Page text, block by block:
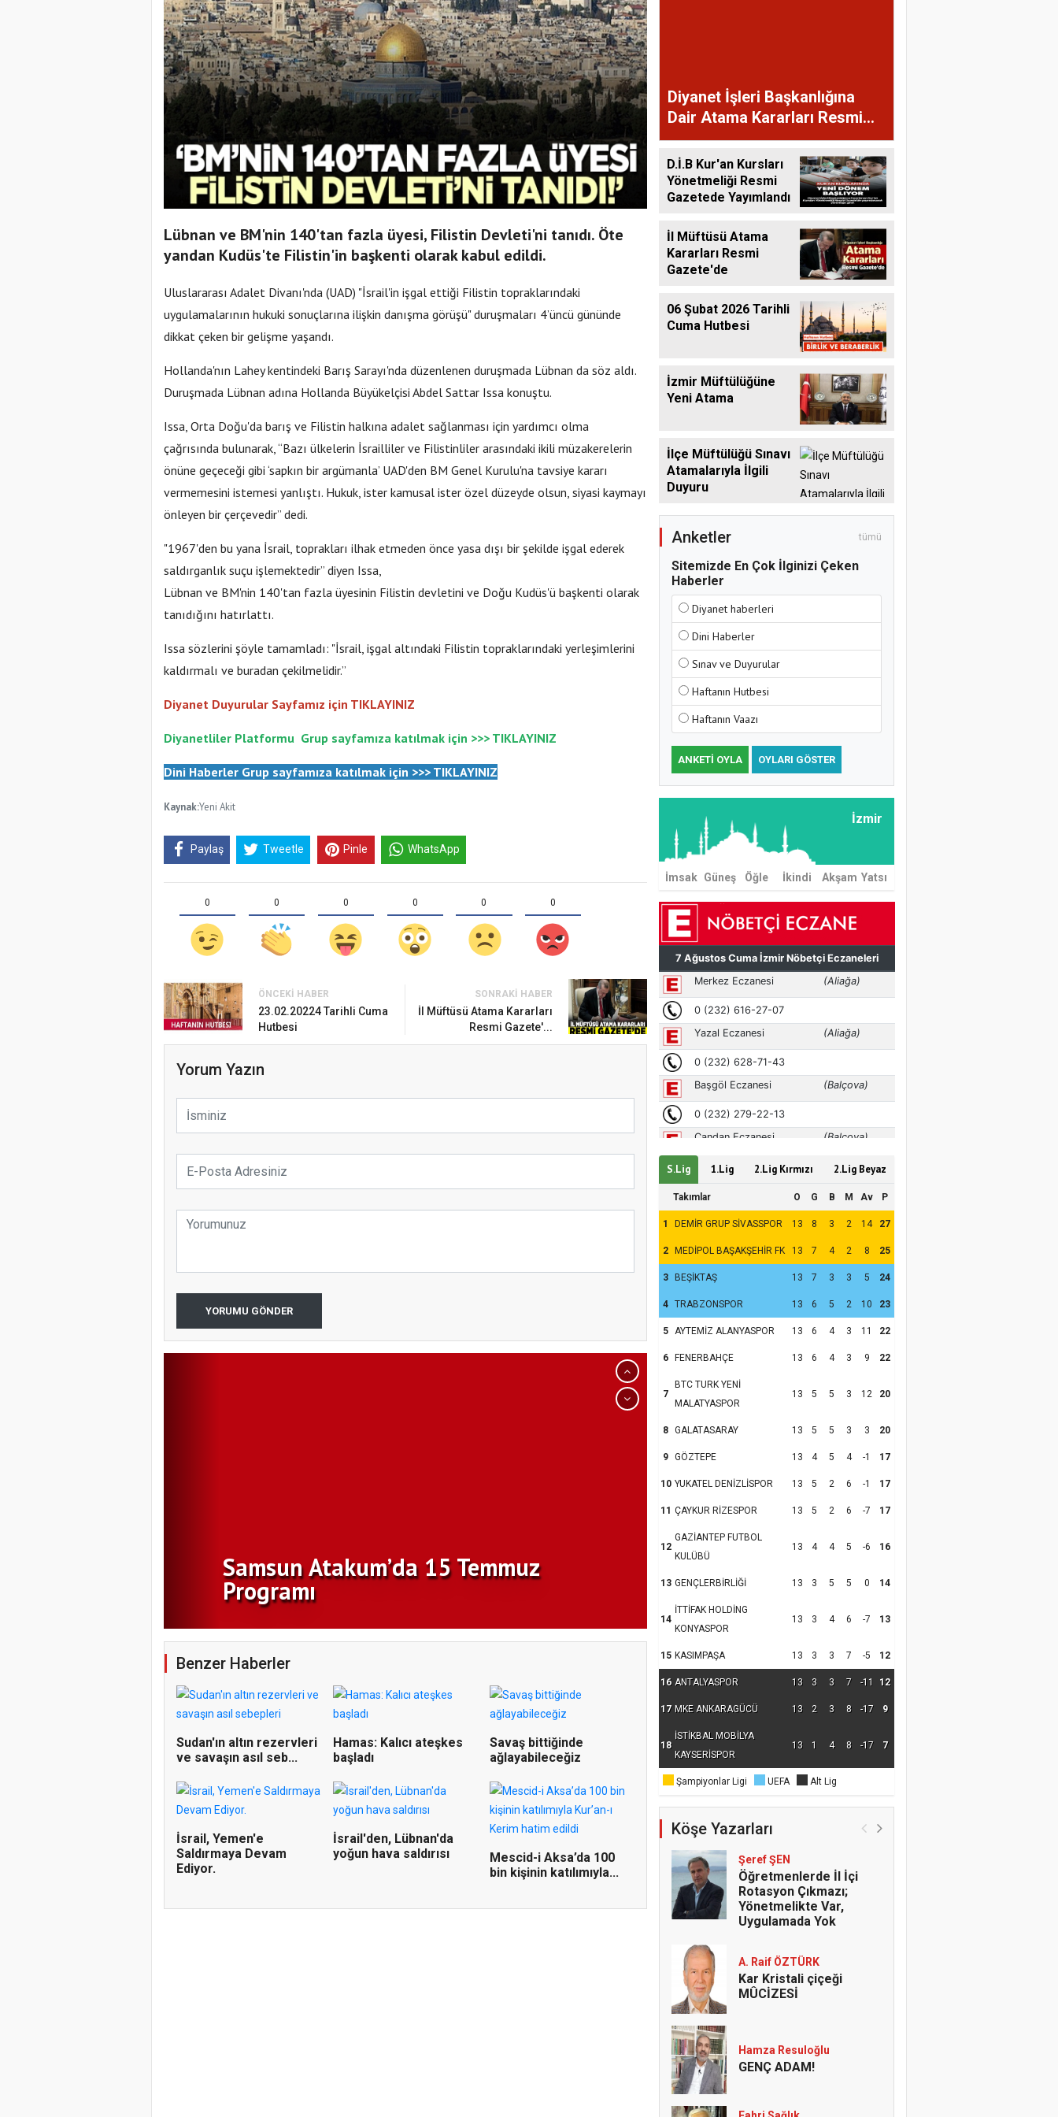
Lübnan ve BM'nin 140'tan fazla üyesi, Filistin Devleti'ni tanıdı. Öte
yandan Kudüs'te Filistin'in başkenti olarak kabul edildi.
Uluslararası Adalet Divanı'nda (UAD) "İsrail'in işgal ettiği Filistin topraklarındaki
uygulamalarının hukuki sonuçlarına ilişkin danışma görüşü" duruşmaları 4’üncü gününde
dikkat çeken bir gelişme yaşandı.
Hollanda'nın Lahey kentindeki Barış Sarayı'nda düzenlenen duruşmada Lübnan da söz aldı.
Duruşmada Lübnan adına Hollanda Büyükelçisi Abdel Sattar Issa konuştu.
Issa, Orta Doğu'da barış ve Filistin halkına adalet sağlanması için yardımcı olma
çağrısında bulunarak, “Bazı ülkelerin İsrailliler ve Filistinliler arasındaki ikili müzakerelerin
önüne geçeceği gibi ‘sapkın bir argümanla’ UAD'den BM Genel Kurulu'na tavsiye kararı
vermemesini istemesi yanlıştı. Hukuk, ister kamusal ister özel düzeyde olsun, siyasi kaymayı
önleyen bir çerçevedir” dedi.
"1967'den bu yana İsrail, toprakları ilhak etmeden önce yasa dışı bir şekilde işgal ederek
saldırganlık suçu işlemektedir” diyen Issa,
Lübnan ve BM'nin 140'tan fazla üyesinin Filistin devletini ve Doğu Kudüs'ü başkenti olarak
tanıdığını hatırlattı.
Issa sözlerini şöyle tamamladı: "İsrail, işgal altındaki Filistin topraklarındaki yerleşimlerini
kaldırmalı ve buradan çekilmelidir.”
Diyanet Duyurular Sayfamız için TIKLAYINIZ
Diyanetliler Platformu Grup sayfamıza katılmak için >>> TIKLAYINIZ
Dini Haberler Grup sayfamıza katılmak için >>> TIKLAYINIZ
Kaynak:Yeni Akit
Paylaş Tweetle Pinle WhatsApp
0 0 0 0 0 0
ÖNCEKI HABER
23.02.20224 Tarihli Cuma
Hutbesi
SONRAKI HABER
İl Müftüsü Atama Kararları
Resmi Gazete'...
Yorum Yazın
YORUMU GÖNDER
Samsun Atakum’da Ayasofya Camii
Etkinliği
Türkiye’de insanlar dinle bağlarını
koparıyor mu?
Samsun Atakum’da 15 Temmuz
Programı
Benzer Haberler
Sudan'ın altın rezervleri
ve savaşın asıl seb...
Hamas: Kalıcı ateşkes
başladı
Savaş bittiğinde
ağlayabileceğiz
İsrail, Yemen'e
Saldırmaya Devam
Ediyor.
İsrail'den, Lübnan'da
yoğun hava saldırısı
Mescid-i Aksa’da 100
bin kişinin katılımıyla...
Diyanet İşleri Başkanlığına
Dair Atama Kararları Resmi
Gazete'de
D.İ.B Kur'an Kursları
Yönetmeliği Resmi
Gazetede Yayımlandı
İl Müftüsü Atama
Kararları Resmi
Gazete'de
06 Şubat 2026 Tarihli
Cuma Hutbesi
İzmir Müftülüğüne
Yeni Atama
İlçe Müftülüğü Sınavı
Atamalarıyla İlgili
Duyuru
Anketler tümü
Sitemizde En Çok İlginizi Çeken
Haberler
Diyanet haberleri
Dini Haberler
Sınav ve Duyurular
Haftanın Hutbesi
Haftanın Vaazı
ANKETI OYLA OYLARI GÖSTER
İzmir
İmsak Güneş Öğle İkindi Akşam Yatsı
S.Lig 1.Lig 2.Lig Kırmızı 2.Lig Beyaz
Takımlar O G B M Av P
1 DEMİR GRUP SİVASSPOR 13 8 3 2 14 27
2 MEDİPOL BAŞAKŞEHİR FK 13 7 4 2 8 25
3 BEŞİKTAŞ 13 7 3 3 5 24
4 TRABZONSPOR 13 6 5 2 10 23
5 AYTEMİZ ALANYASPOR 13 6 4 3 11 22
6 FENERBAHÇE 13 6 4 3 9 22
7
BTC TURK YENİ
MALATYASPOR
13 5 5 3 12 20
8 GALATASARAY 13 5 5 3 3 20
9 GÖZTEPE 13 4 5 4 -1 17
10 YUKATEL DENİZLİSPOR 13 5 2 6 -1 17
11 ÇAYKUR RİZESPOR 13 5 2 6 -7 17
12
GAZİANTEP FUTBOL
KULÜBÜ
13 4 4 5 -6 16
13 GENÇLERBİRLİĞİ 13 3 5 5 0 14
14
İTTİFAK HOLDİNG
KONYASPOR
13 3 4 6 -7 13
15 KASIMPAŞA 13 3 3 7 -5 12
16 ANTALYASPOR 13 3 3 7 -11 12
17 MKE ANKARAGÜCÜ 13 2 3 8 -17 9
18
İSTİKBAL MOBİLYA
KAYSERİSPOR
13 1 4 8 -17 7
Şampiyonlar Ligi UEFA Alt Lig
Köşe Yazarları
Şeref ŞEN
Öğretmenlerde İl İçi
Rotasyon Çıkmazı;
Yönetmelikte Var,
Uygulamada Yok
A. Raif ÖZTÜRK
Kar Kristali çiçeği
MÛCİZESİ
Hamza Resuloğlu
GENÇ ADAM!